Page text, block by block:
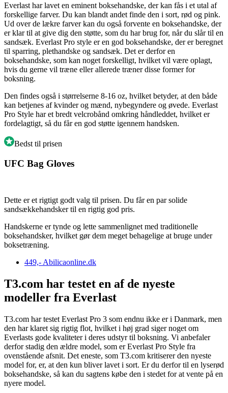
Everlast har lavet en eminent boksehandske, der kan fås i et utal af
forskellige farver. Du kan blandt andet finde den i sort, rød og pink.
Ud over de lækre farver kan du også forvente en boksehandske, der
er klar til at give dig den støtte, som du har brug for, når du slår til en
sandsæk. Everlast Pro style er en god boksehandske, der er beregnet
til sparring, plethandske og sandsæk. Det er derfor en
boksehandske, som kan noget forskelligt, hvilket vil være oplagt,
hvis du gerne vil træne eller allerede træner disse former for
boksning.
Den findes også i størrelserne 8-16 oz, hvilket betyder, at den både
kan betjenes af kvinder og mænd, nybegyndere og øvede. Everlast
Pro Style har et bredt velcrobånd omkring håndleddet, hvilket er
fordelagtigt, så du får en god støtte igennem handsken.
Bedst til prisen
UFC Bag Gloves
Dette er et rigtigt godt valg til prisen. Du får en par solide
sandsækkehandsker til en rigtig god pris.
Handskerne er tynde og lette sammenlignet med traditionelle
boksehandsker, hvilket gør dem meget behagelige at bruge under
boksetræning.
449,- Abilicaonline.dk
T3.com har testet en af de nyeste
modeller fra Everlast
T3.com har testet Everlast Pro 3 som endnu ikke er i Danmark, men
den har klaret sig rigtig flot, hvilket i høj grad siger noget om
Everlasts gode kvaliteter i deres udstyr til boksning. Vi anbefaler
derfor stadig den ældre model, som er Everlast Pro Style fra
ovenstående afsnit. Det eneste, som T3.com kritiserer den nyeste
model for, er, at den kun bliver lavet i sort. Er du derfor til en lyserød
boksehandske, så kan du sagtens købe den i stedet for at vente på en
nyere model.